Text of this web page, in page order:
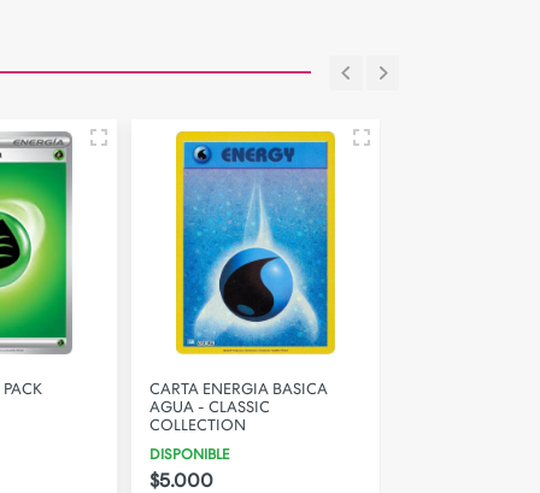
CARTA ENERGIA BASICA
AGUA - CLASSIC
COLLECTION
DISPONIBLE
$5.000